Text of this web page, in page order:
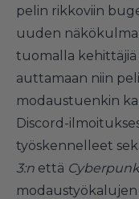
pelin rikkoviin
uuden
tuomalla kehittäjiä
auttamaan niin
modaustuenkin
Discord-
työskennelleet
3:n että
modaustyökalujen